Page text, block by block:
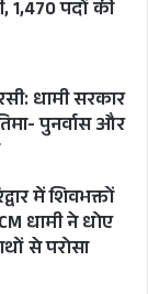
1,470 पदों की
धामी सरकार
पुनर्वास और
में शिवभक्तों
धामी ने धोए
से परोसा